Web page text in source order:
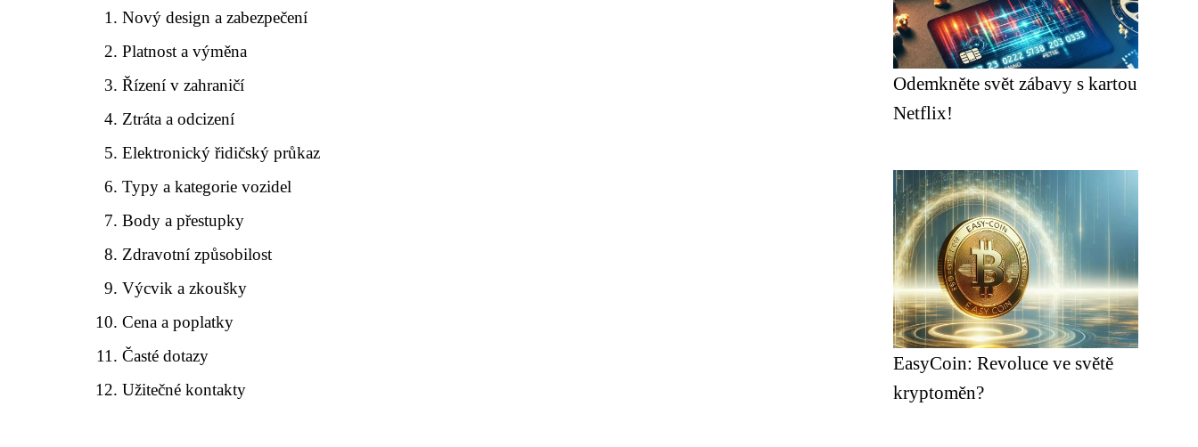
Nový design a zabezpečení
Platnost a výměna
Řízení v zahraničí
Ztráta a odcizení
Elektronický řidičský průkaz
Typy a kategorie vozidel
Body a přestupky
Zdravotní způsobilost
Výcvik a zkoušky
Cena a poplatky
Časté dotazy
Užitečné kontakty
Odemkněte svět zábavy s kartou
Netflix!
EasyCoin: Revoluce ve světě
kryptoměn?